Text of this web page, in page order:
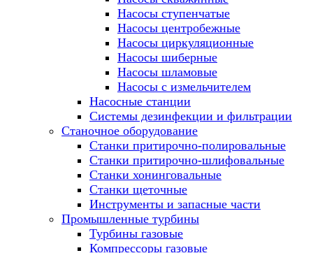
Насосы ступенчатые
Насосы центробежные
Насосы циркуляционные
Насосы шиберные
Насосы шламовые
Насосы с измельчителем
Насосные станции
Системы дезинфекции и фильтрации
Станочное оборудование
Станки притирочно-полировальные
Станки притирочно-шлифовальные
Станки хонинговальные
Станки щеточные
Инструменты и запасные части
Промышленные турбины
Турбины газовые
Компрессоры газовые